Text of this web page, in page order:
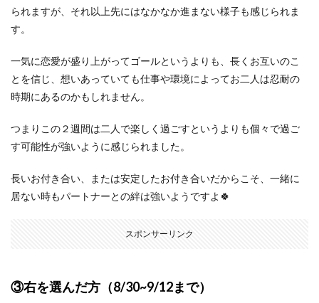
られますが、それ以上先にはなかなか進まない様子も感じられま
す。
一気に恋愛が盛り上がってゴールというよりも、長くお互いのこ
とを信じ、想いあっていても仕事や環境によってお二人は忍耐の
時期にあるのかもしれません。
つまりこの２週間は二人で楽しく過ごすというよりも個々で過ご
す可能性が強いように感じられました。
長いお付き合い、または安定したお付き合いだからこそ、一緒に
居ない時もパートナーとの絆は強いようですよ🍀
スポンサーリンク
③右を選んだ方（8/30~9/12まで）